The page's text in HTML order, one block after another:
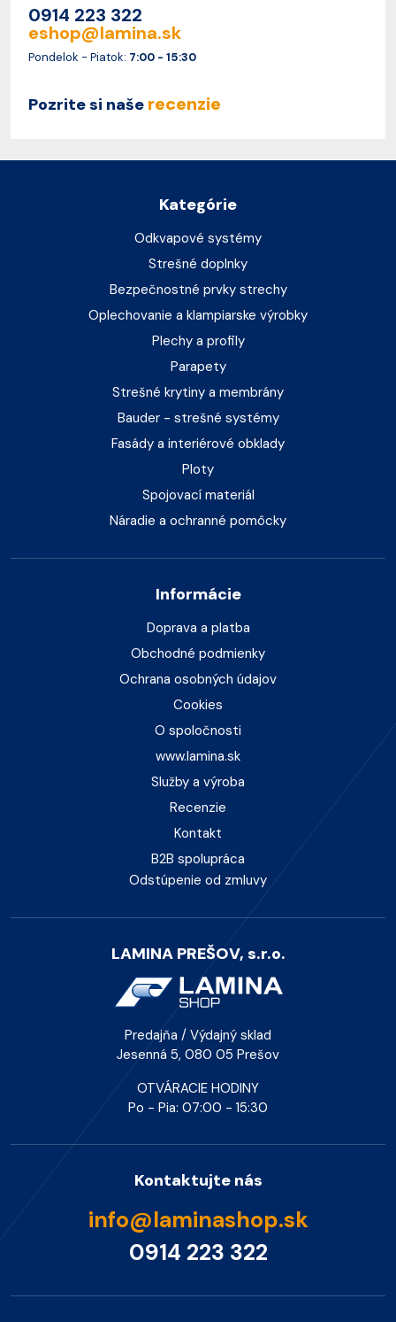
0914 223 322
eshop@lamina.sk
Pondelok - Piatok: 7:00 - 15:30
Pozrite si naše recenzie
Kategórie
Odkvapové systémy
Strešné doplnky
Bezpečnostné prvky strechy
Oplechovanie a klampiarske výrobky
Plechy a profily
Parapety
Strešné krytiny a membrány
Bauder - strešné systémy
Fasády a interiérové obklady
Ploty
Spojovací materiál
Náradie a ochranné pomôcky
Informácie
Doprava a platba
Obchodné podmienky
Ochrana osobných údajov
Cookies
O spoločnosti
www.lamina.sk
Služby a výroba
Recenzie
Kontakt
B2B spolupráca
Odstúpenie od zmluvy
LAMINA PREŠOV, s.r.o.
Predajňa / Výdajný sklad
Jesenná 5, 080 05 Prešov
OTVÁRACIE HODINY
Po - Pia: 07:00 - 15:30
Kontaktujte nás
info@laminashop.sk
0914 223 322